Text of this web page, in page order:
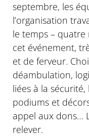
septembre, les
l’organisation
le temps –
cet événement,
et de ferveur.
déambulation,
liées à la
podiums et
appel aux dons…
relever.